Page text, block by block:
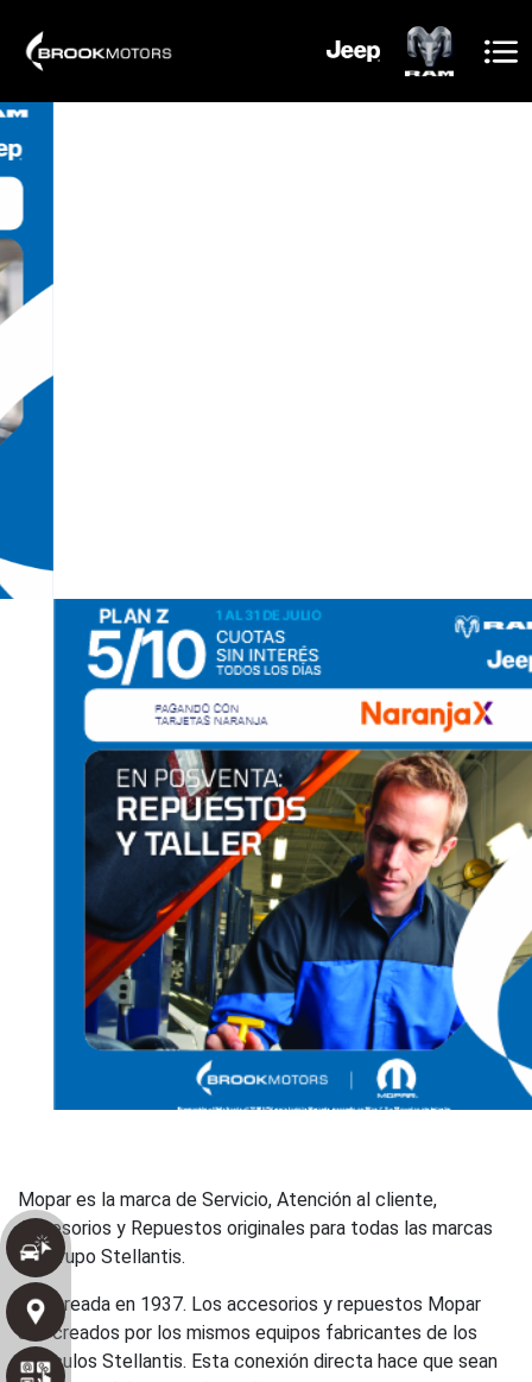
Mopar es la marca de Servicio, Atención al cliente,
Accesorios y Repuestos originales para todas las marcas
del grupo Stellantis.
Fue creada en 1937. Los accesorios y repuestos Mopar
son creados por los mismos equipos fabricantes de los
vehículos Stellantis. Esta conexión directa hace que sean
productos únicos en el mundo.
SERVICIO DE
ATENCIÓN POSVENTA
Lunes a Viernes – Lunes a Viernes de 08:00 a 17:30hs
Tucumán: (381) 219-3577 | Salta: (387) 220-0384
POST